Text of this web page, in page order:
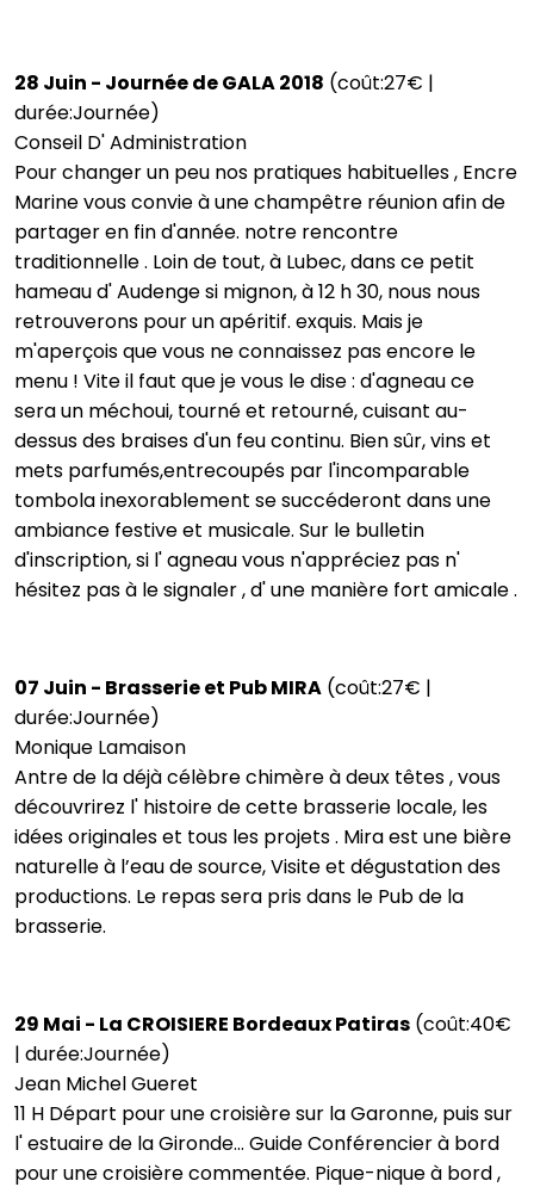
28 Juin - Journée de GALA 2018 (coût:27€ |
durée:Journée)
Conseil D' Administration
Pour changer un peu nos pratiques habituelles , Encre
Marine vous convie à une champêtre réunion afin de
partager en fin d'année. notre rencontre
traditionnelle . Loin de tout, à Lubec, dans ce petit
hameau d' Audenge si mignon, à 12 h 30, nous nous
retrouverons pour un apéritif. exquis. Mais je
m'aperçois que vous ne connaissez pas encore le
menu ! Vite il faut que je vous le dise : d'agneau ce
sera un méchoui, tourné et retourné, cuisant au-
dessus des braises d'un feu continu. Bien sûr, vins et
mets parfumés,entrecoupés par l'incomparable
tombola inexorablement se succéderont dans une
ambiance festive et musicale. Sur le bulletin
d'inscription, si l' agneau vous n'appréciez pas n'
hésitez pas à le signaler , d' une manière fort amicale .
07 Juin - Brasserie et Pub MIRA (coût:27€ |
durée:Journée)
Monique Lamaison
Antre de la déjà célèbre chimère à deux têtes , vous
découvrirez l' histoire de cette brasserie locale, les
idées originales et tous les projets . Mira est une bière
naturelle à l’eau de source, Visite et dégustation des
productions. Le repas sera pris dans le Pub de la
brasserie.
29 Mai - La CROISIERE Bordeaux Patiras (coût:40€
| durée:Journée)
Jean Michel Gueret
11 H Départ pour une croisière sur la Garonne, puis sur
l' estuaire de la Gironde... Guide Conférencier à bord
pour une croisière commentée. Pique-nique à bord ,